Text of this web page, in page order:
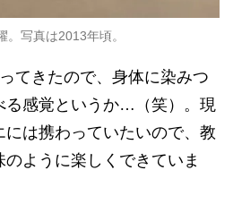
写真は2013年頃。
てきたので、身体に染みつ
る感覚というか…（笑）。現
は携わっていたいので、教
ように楽しくできていま